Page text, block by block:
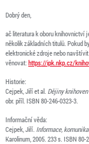
Dobrý den,
ač literatura k oboru knihovnictví
několik základních titulů. Pokud
elektronické zdroje nebo
věnovat: https://ipk.nkp.cz/
Historie:
Cejpek, Jiří et al. Dějiny
obr. příl. ISBN 80-246-0323-3.
Informační věda:
Cejpek, Jiří. Informace,
Karolinum, 2005. 233 s. ISBN 80-